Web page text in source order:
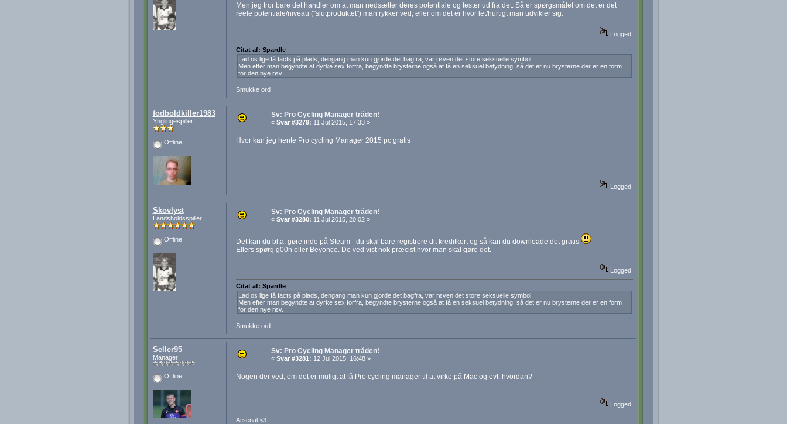
Men jeg tror bare det handler om at man nedsætter deres potentiale og tester ud fra det. Så er spørgsmålet om det er det
reele potentiale/niveau ("slutproduktet") man rykker ved, eller om det er hvor let/hurtigt man udvikler sig.
Logged
Citat af: Spardle
Lad os lige få facts på plads, dengang man kun gjorde det bagfra, var røven det store seksuelle symbol.
Men efter man begyndte at dyrke sex forfra, begyndte brysterne også at få en seksuel betydning, så det er nu brysterne der er en form
for den nye røv.
Smukke ord
fodboldkiller1983
Ynglingespiller
Offline
Sv: Pro Cycling Manager tråden!
« Svar #3279: 11 Jul 2015, 17:33 »
Hvor kan jeg hente Pro cycling Manager 2015 pc gratis
Logged
Skovlyst
Landsholdsspiller
Offline
Sv: Pro Cycling Manager tråden!
« Svar #3280: 11 Jul 2015, 20:02 »
Det kan du bl.a. gøre inde på Steam - du skal bare registrere dit kreditkort og så kan du downloade det gratis
Ellers spørg g00n eller Beyonce. De ved vist nok præcist hvor man skal gøre det.
Logged
Citat af: Spardle
Lad os lige få facts på plads, dengang man kun gjorde det bagfra, var røven det store seksuelle symbol.
Men efter man begyndte at dyrke sex forfra, begyndte brysterne også at få en seksuel betydning, så det er nu brysterne der er en form
for den nye røv.
Smukke ord
Seller95
Manager
Offline
Sv: Pro Cycling Manager tråden!
« Svar #3281: 12 Jul 2015, 16:48 »
Nogen der ved, om det er muligt at få Pro cycling manager til at virke på Mac og evt. hvordan?
Logged
Arsenal <3